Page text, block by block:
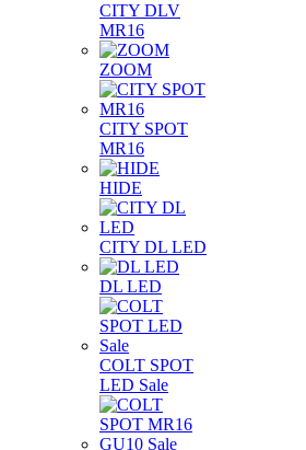
CITY DLV
MR16
ZOOM
CITY SPOT
MR16
HIDE
CITY DL LED
DL LED
COLT SPOT
LED Sale